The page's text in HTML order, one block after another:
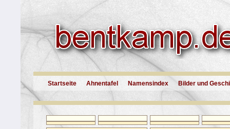
Startseite Ahnentafel Namensindex Bilder und